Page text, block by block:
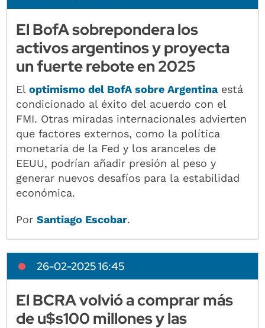
El BofA sobrepondera los
activos argentinos y proyecta
un fuerte rebote en 2025
Eloptimismo del BofA sobre Argentinaestá
condicionado al éxito del acuerdo con el
FMI. Otras miradas internacionales advierten
que factores externos, como la política
monetaria de la Fed y los aranceles de
EEUU, podrían añadir presión al peso y
generar nuevos desafíos para la estabilidad
económica.
PorSantiago Escobar.
26-02-2025 16:45
El BCRA volvió a comprar más
de u$s100 millones y las